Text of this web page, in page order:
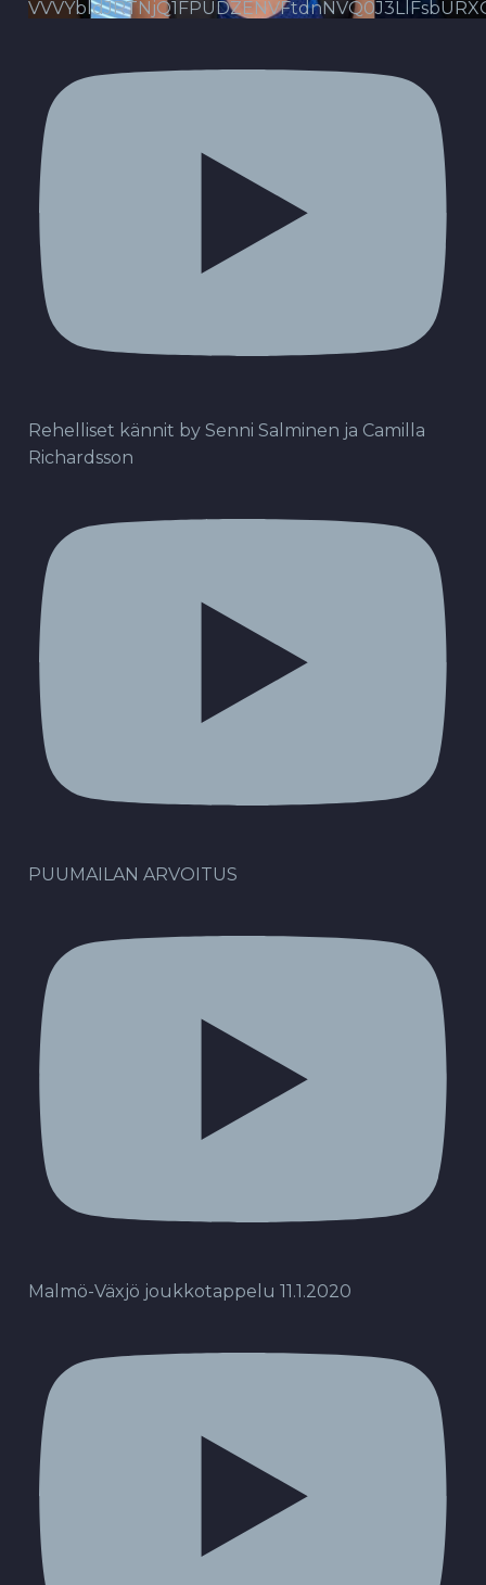
Rehelliset kännit by Senni Salminen ja Camilla
Richardsson
PUUMAILAN ARVOITUS
Malmö-Växjö joukkotappelu 11.1.2020